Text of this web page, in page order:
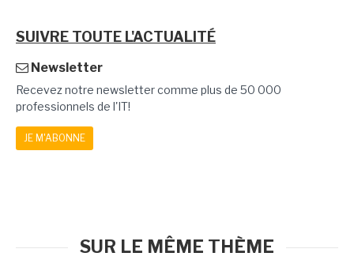
SUIVRE TOUTE L'ACTUALITÉ
Newsletter
Recevez notre newsletter comme plus de 50 000
professionnels de l'IT!
JE M'ABONNE
SUR LE MÊME THÈME